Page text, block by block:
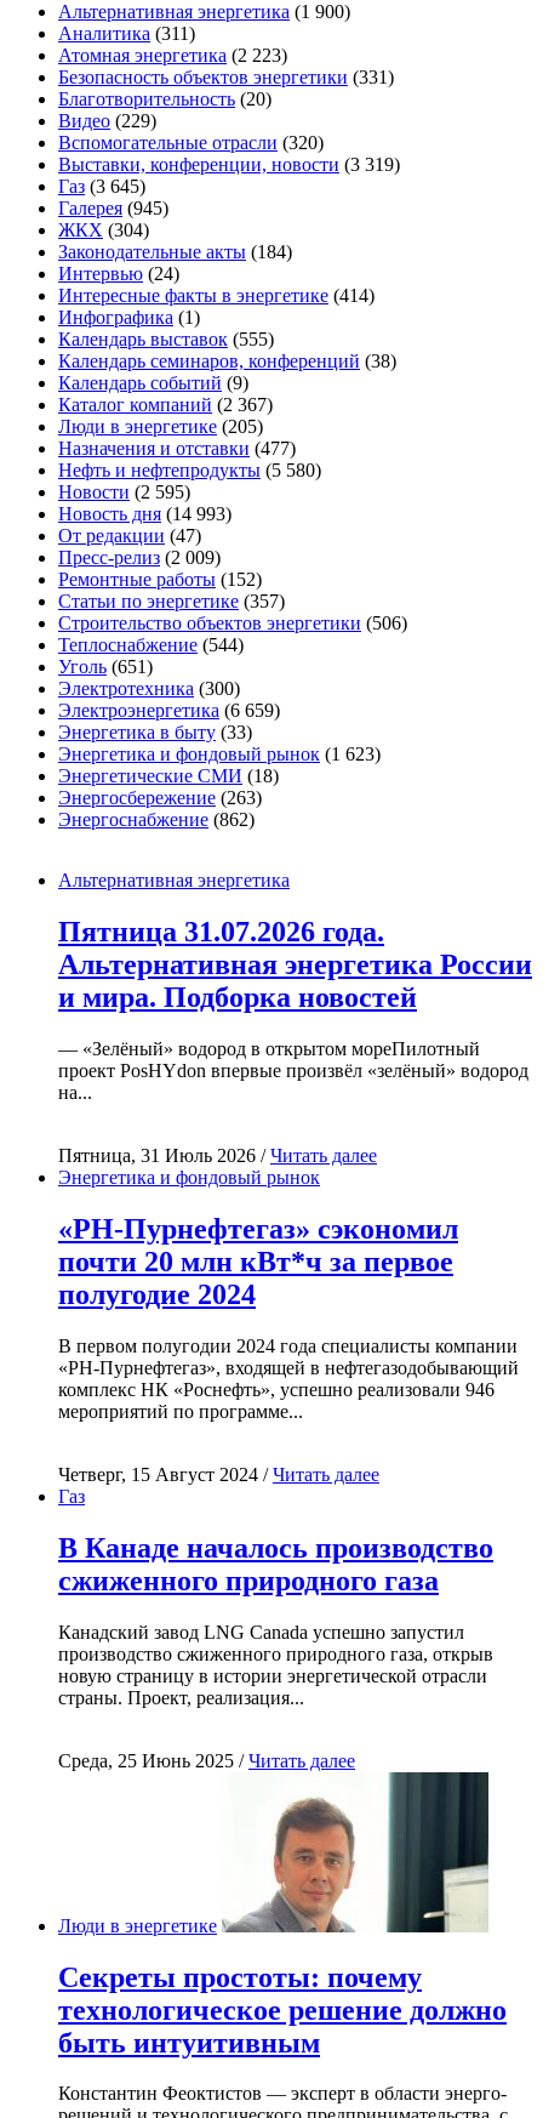
Альтернативная энергетика (1 900)
Аналитика (311)
Атомная энергетика (2 223)
Безопасность объектов энергетики (331)
Благотворительность (20)
Видео (229)
Вспомогательные отрасли (320)
Выставки, конференции, новости (3 319)
Газ (3 645)
Галерея (945)
ЖКХ (304)
Законодательные акты (184)
Интервью (24)
Интересные факты в энергетике (414)
Инфографика (1)
Календарь выставок (555)
Календарь семинаров, конференций (38)
Календарь событий (9)
Каталог компаний (2 367)
Люди в энергетике (205)
Назначения и отставки (477)
Нефть и нефтепродукты (5 580)
Новости (2 595)
Новость дня (14 993)
От редакции (47)
Пресс-релиз (2 009)
Ремонтные работы (152)
Статьи по энергетике (357)
Строительство объектов энергетики (506)
Теплоснабжение (544)
Уголь (651)
Электротехника (300)
Электроэнергетика (6 659)
Энергетика в быту (33)
Энергетика и фондовый рынок (1 623)
Энергетические СМИ (18)
Энергосбережение (263)
Энергоснабжение (862)
Альтернативная энергетика
Пятница 31.07.2026 года.
Альтернативная энергетика России
и мира. Подборка новостей
— «Зелёный» водород в открытом мореПилотный
проект PosHYdon впервые произвёл «зелёный» водород
на...
Пятница, 31 Июль 2026 /Читать далее
Энергетика и фондовый рынок
«РН-Пурнефтегаз» сэкономил
почти 20 млн кВт*ч за первое
полугодие 2024
В первом полугодии 2024 года специалисты компании
«РН-Пурнефтегаз», входящей в нефтегазодобывающий
комплекс НК «Роснефть», успешно реализовали 946
мероприятий по программе...
Четверг, 15 Август 2024 /Читать далее
Газ
В Канаде началось производство
сжиженного природного газа
Канадский завод LNG Canada успешно запустил
производство сжиженного природного газа, открыв
новую страницу в истории энергетической отрасли
страны. Проект, реализация...
Среда, 25 Июнь 2025 /Читать далее
Люди в энергетике
Секреты простоты: почему
технологическое решение должно
быть интуитивным
Константин Феоктистов — эксперт в области энерго-